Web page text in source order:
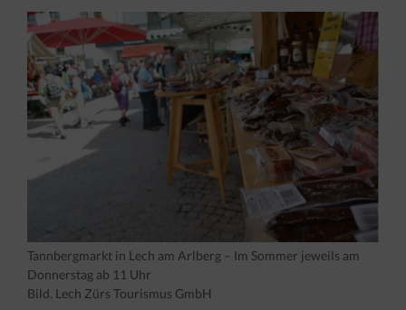
Tannbergmarkt in Lech am Arlberg – Im Sommer jeweils am
Donnerstag ab 11 Uhr
Bild. Lech Zürs Tourismus GmbH